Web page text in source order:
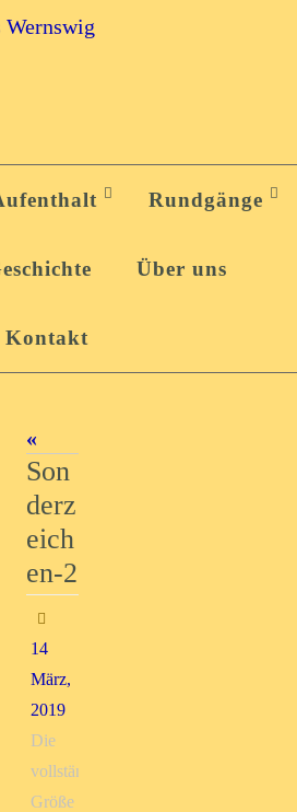
Rundgänge
Über uns
Kontakt
«
Son
derz
eich
en-2
14
März,
2019
Die
vollständige
Größe